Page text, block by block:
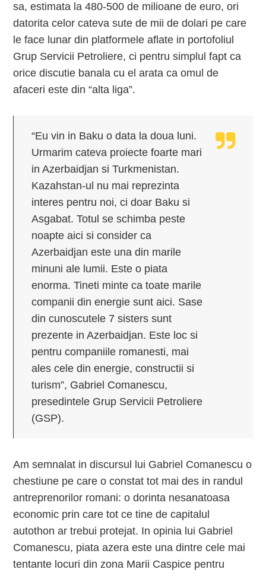
sa, estimata la 480-500 de milioane de euro, ori
datorita celor cateva sute de mii de dolari pe care
le face lunar din platformele aflate in portofoliul
Grup Servicii Petroliere, ci pentru simplul fapt ca
orice discutie banala cu el arata ca omul de
afaceri este din “alta liga”.
“Eu vin in Baku o data la doua luni.
Urmarim cateva proiecte foarte mari
in Azerbaidjan si Turkmenistan.
Kazahstan-ul nu mai reprezinta
interes pentru noi, ci doar Baku si
Asgabat. Totul se schimba peste
noapte aici si consider ca
Azerbaidjan este una din marile
minuni ale lumii. Este o piata
enorma. Tineti minte ca toate marile
companii din energie sunt aici. Sase
din cunoscutele 7 sisters sunt
prezente in Azerbaidjan. Este loc si
pentru companiile romanesti, mai
ales cele din energie, constructii si
turism”, Gabriel Comanescu,
presedintele Grup Servicii Petroliere
(GSP).
Am semnalat in discursul lui Gabriel Comanescu o
chestiune pe care o constat tot mai des in randul
antreprenorilor romani: o dorinta nesanatoasa
economic prin care tot ce tine de capitalul
autothon ar trebui protejat. In opinia lui Gabriel
Comanescu, piata azera este una dintre cele mai
tentante locuri din zona Marii Caspice pentru